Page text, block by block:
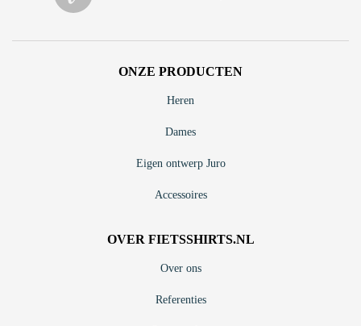
ONZE PRODUCTEN
Heren
Dames
Eigen ontwerp Juro
Accessoires
OVER FIETSSHIRTS.NL
Over ons
Referenties